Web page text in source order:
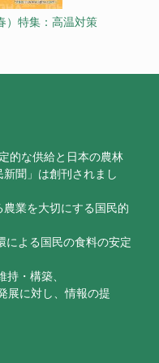
）特集：高温対策
的な供給と日本の農林
聞」は創刊されまし
業を大切にする国民的
による国民の食料の安定
・構築、
展に対し、情報の提